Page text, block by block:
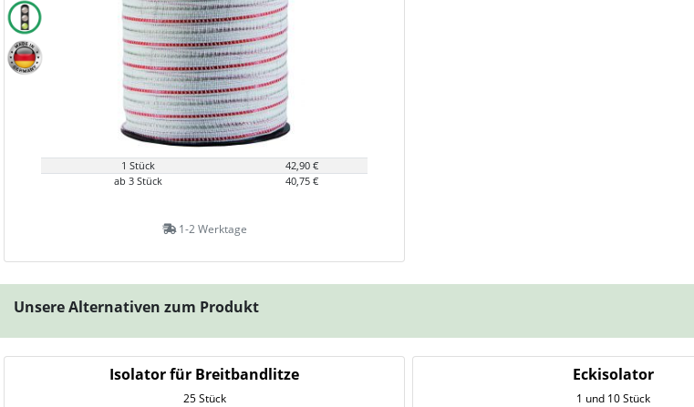
1 Stück
42,90 €
ab 3 Stück
40,75 €
1-2 Werktage
Unsere Alternativen zum Produkt
Isolator für Breitbandlitze
25 Stück
Eckisolator
1 und 10 Stück